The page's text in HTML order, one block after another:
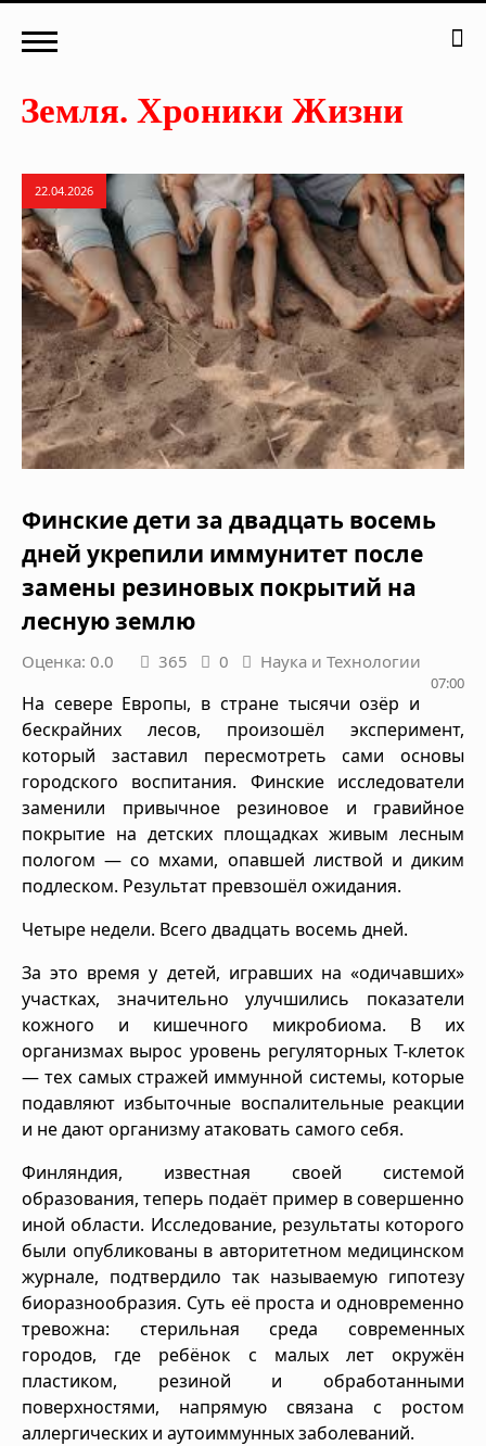
22.04.2026
Финские дети за двадцать восемь
дней укрепили иммунитет после
замены резиновых покрытий на
лесную землю
Оценка: 0.0 365 0 Наука и Технологии
07:00
На севере Европы, в стране тысячи озёр и
бескрайних лесов, произошёл эксперимент,
который заставил пересмотреть сами основы
городского воспитания. Финские исследователи
заменили привычное резиновое и гравийное
покрытие на детских площадках живым лесным
пологом — со мхами, опавшей листвой и диким
подлеском. Результат превзошёл ожидания.
Четыре недели. Всего двадцать восемь дней.
За это время у детей, игравших на «одичавших»
участках, значительно улучшились показатели
кожного и кишечного микробиома. В их
организмах вырос уровень регуляторных Т-клеток
— тех самых стражей иммунной системы, которые
подавляют избыточные воспалительные реакции
и не дают организму атаковать самого себя.
Финляндия, известная своей системой
образования, теперь подаёт пример в совершенно
иной области. Исследование, результаты которого
были опубликованы в авторитетном медицинском
журнале, подтвердило так называемую гипотезу
биоразнообразия. Суть её проста и одновременно
тревожна: стерильная среда современных
городов, где ребёнок с малых лет окружён
пластиком, резиной и обработанными
поверхностями, напрямую связана с ростом
аллергических и аутоиммунных заболеваний.